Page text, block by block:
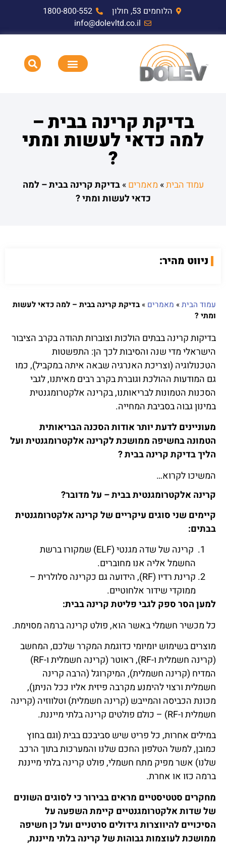
הלוחמים 53, חולון
1800-800-552
info@dolevltd.co.il
בדיקת קרינה בבית –
למה כדאי לעשות ומתי
?
עמוד הבית» מאמרים»בדיקת קרינה בבית – למה
כדאי לעשות ומתי ?
ניווט מהיר:
עמוד הבית» מאמרים »בדיקת קרינה בבית – למה כדאי לעשות
ומתי ?
בדיקות קרינה בבתים הולכות וצוברות תהודה בקרב הציבור
הישראלי מדי שנה והסיבות לכך הן: התפשטות
הטכנולוגיה (וצריכת האנרגיה שבאה איתה במקביל), כמו
גם המודעות ההולכת וגוברת בקרב רבים מאיתנו, לגבי
הסכנות הטמונות לבריאותנו, בקרינה אלקטרומגנטית
במינון גבוה בסביבת המחייה.
מעוניינים לדעת יותר אודות הסכנה הבריאותית
הטמונה בחשיפה ממושכת לקרינה אלקטרומגנטית ועל
הליך בדיקת קרינה בבית ?
המשיכו לקרוא…
קרינה אלקטרומגנטית בבית – על מדובר?
קיימים שני סוגים עיקריים של קרינה אלקטרומגנטית
בבתים:
קרינה של שדה מגנטי (ELF) שמקורו ברשת
החשמל אליה אנו מחוברים.
קרינת רדיו (RF), הידועה גם כקרינה סלולרית –
ממוקדי שידור אלחוטיים.
למען הסר ספק לגבי פליטת קרינה בבית:
כל מכשיר חשמלי באשר הוא, פולט קרינה ברמה מסוימת.
מוצרים בשימוש יומיומי כדוגמת המקרר שלכם, המחשב
(קרינה חשמלית ו-RF), ראוטר (קרינה חשמלית ו-RF)
המדיח (קרינה חשמלית), המיקרוגל (הרבה קרינה
חשמלית ורצוי להימנע מקרבה פיזית אליו ככל הניתן),
מכונת הכביסה והמייבש (קרינה חשמלית) וטלווזיה (קרינה
חשמלית ו-RF) – כולם פולטים קרינה בלתי מייננת.
במילים אחרות, כל פריט שיש סביבכם בבית (וגם בחוץ
כמובן, למשל הטלפון החכם שלנו והמערכות בתוך הרכב
שלנו) אשר מפיק מתח חשמלי, פולט קרינה בלתי מייננת
ברמה כזו או אחרת.
מחקרים סטטיסטיים מראים בבירור כי לסוגים השונים
של שדות אלקטרומגנטיים קיימת השפעה על
הסיכויים להיווצרות גידולים סרטניים ועל כן חשיפה
ממושכת לעוצמות גבוהות של קרינה בלתי מייננת,